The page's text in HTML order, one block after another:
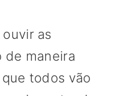
as
de maneira
todos vão